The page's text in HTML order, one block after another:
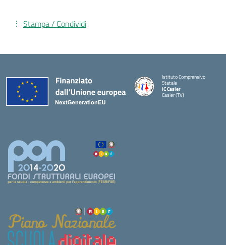
Stampa / Condividi
Istituto Comprensivo
Statale
IC Casier
Casier (TV)